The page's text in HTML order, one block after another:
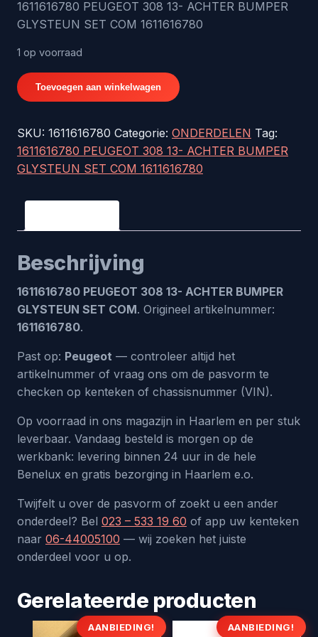
was:
is:
1611616780 PEUGEOT 308 13- ACHTER BUMPER
GLYSTEUN SET COM 1611616780
1 op voorraad
1611616780
PEUGEOT
13-
ACHTER
BUMPER
SET
aantal
Toevoegen aan winkelwagen
SKU: 1611616780 Categorie: ONDERDELEN Tag:
1611616780 PEUGEOT 308 13- ACHTER BUMPER
GLYSTEUN SET COM 1611616780
Beschrijving
1611616780 PEUGEOT 308 13- ACHTER BUMPER
GLYSTEUN SET COM. Origineel artikelnummer:
1611616780.
Past op: Peugeot — controleer altijd het
artikelnummer of vraag ons om de pasvorm te
checken op kenteken of chassisnummer (VIN).
Op voorraad in ons magazijn in Haarlem en per stuk
leverbaar. Vandaag besteld is morgen op de
werkbank: levering binnen 24 uur in de hele
Benelux en gratis bezorging in Haarlem e.o.
Twijfelt u over de pasvorm of zoekt u een ander
onderdeel? Bel 023 – 533 19 60 of app uw kenteken
naar 06-44005100 — wij zoeken het juiste
onderdeel voor u op.
Gerelateerde producten
AANBIEDING! AANBIEDING!